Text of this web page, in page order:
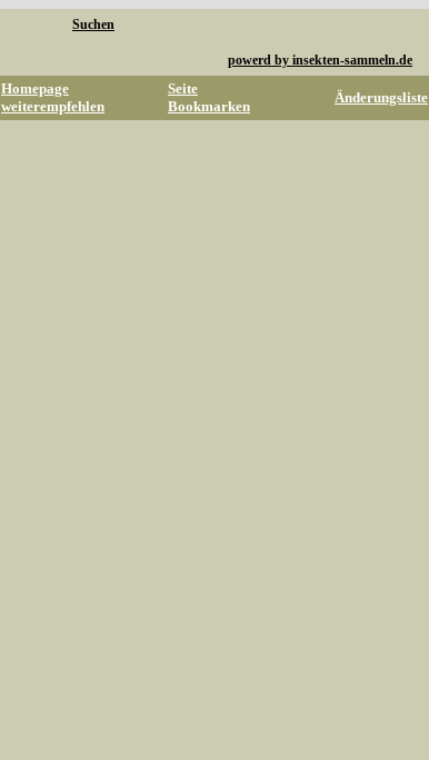
Suchen
powerd by insekten-sammeln.de
Homepage
weiterempfehlen
Seite
Bookmarken
Änderungsliste